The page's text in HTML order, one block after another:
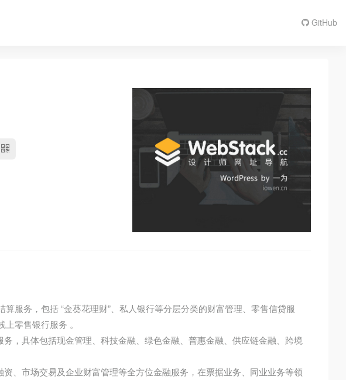
GitHub
服务，包括 “金葵花理财”、私人银行等分层分类的财富管理、零售信贷服
零售银行服务 。
，具体包括现金管理、科技金融、绿色金融、普惠金融、供应链金融、跨境
、市场交易及企业财富管理等全方位金融服务，在票据业务、同业业务等领